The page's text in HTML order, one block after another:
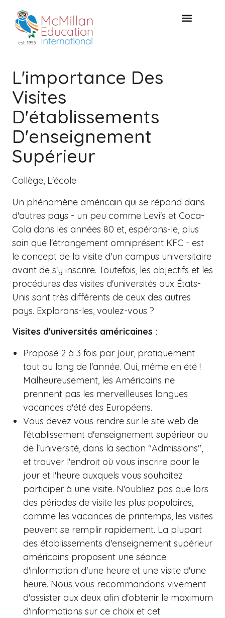
L'importance Des
Visites
D'établissements
D'enseignement
Supérieur
Collège L'école
Un phénomène américain qui se répand dans
d'autres pays - un peu comme Levi's et Coca-
Cola dans les années 80 et, espérons-le, plus
sain que l'étrangement omniprésent KFC - est
le concept de la visite d'un campus universitaire
avant de s'y inscrire. Toutefois, les objectifs et les
procédures des visites d'universités aux États-
Unis sont très différents de ceux des autres
pays. Explorons-les, voulez-vous ?
Visites d'universités américaines :
Proposé 2 à 3 fois par jour, pratiquement
tout au long de l'année. Oui, même en été !
Malheureusement, les Américains ne
prennent pas les merveilleuses longues
vacances d'été des Européens.
Vous devez vous rendre sur le site web de
l'établissement d'enseignement supérieur ou
de l'université, dans la section "Admissions",
et trouver l'endroit où vous inscrire pour le
jour et l'heure auxquels vous souhaitez
participer à une visite. N'oubliez pas que lors
des périodes de visite les plus populaires,
comme les vacances de printemps, les visites
peuvent se remplir rapidement. La plupart
des établissements d'enseignement supérieur
américains proposent une séance
d'information d'une heure et une visite d'une
heure. Nous vous recommandons vivement
d'assister aux deux afin d'obtenir le maximum
d'informations sur ce choix et cet